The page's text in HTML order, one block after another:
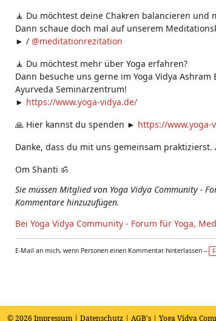
🧘 Du möchtest deine Chakren balancieren und
Dann schaue doch mal auf unserem
► / @meditationrezitation
🧘 Du möchtest mehr über Yoga erfahren?
Dann besuche uns gerne im Yoga Vidya
Ayurveda Seminarzentrum!
► https://www.yoga-vidya.de/
🙏 Hier kannst du spenden ► https://www.yoga-
Danke, dass du mit uns gemeinsam praktizierst.
Om Shanti ॐ
Sie müssen Mitglied von Yoga Vidya Community -
Kommentare hinzuzufügen.
Bei Yoga Vidya Community - Forum für Yoga,
E-Mail an mich, wenn Personen einen Kommentar hinterlassen –
© 2026 Impressum | Datenschutz | AGB's | Yoga Vidya